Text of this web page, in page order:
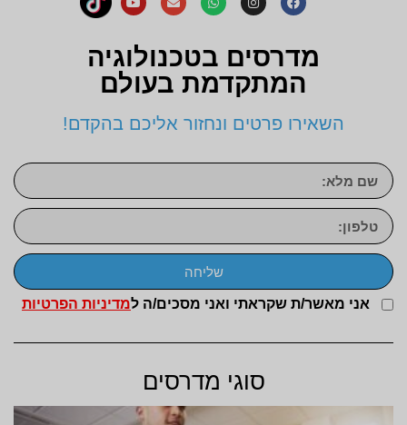
מדרסים בטכנולוגיה
המתקדמת בעולם
השאירו פרטים ונחזור אליכם בהקדם!
אני מאשר/ת שקראתי ואני מסכים/ה למדיניות הפרטיות
שליחה
סוגי מדרסים